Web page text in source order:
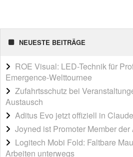
NEUESTE BEITRÄGE
ROE Visual: LED-Technik für
Emergence-Welttournee
Zufahrtsschutz bei
Austausch
Aditus Evo jetzt offiziell in
Joyned ist Promoter Member
Logitech Mobi Fold: Faltbare
Arbeiten unterwegs